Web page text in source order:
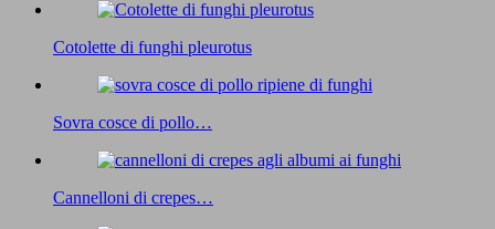
Cotolette di funghi pleurotus
Sovra cosce di pollo…
Cannelloni di crepes…